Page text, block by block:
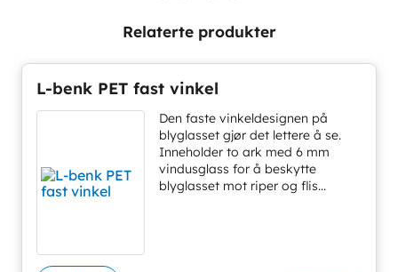
Relaterte produkter
L-benk PET fast vinkel
Den faste vinkeldesignen på
blyglasset gjør det lettere å se.
Inneholder to ark med 6 mm
vindusglass for å beskytte
blyglasset mot riper og flis...